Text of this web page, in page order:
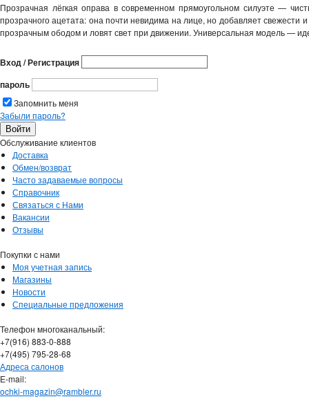
Прозрачная лёгкая оправа в современном прямоугольном силуэте —
прозрачного ацетата: она почти невидима на лице, но добавляет свежести
прозрачным ободом и ловят свет при движении. Универсальная модель —
Вход / Регистрация
пароль
Запомнить меня
Забыли пароль?
Обслуживание клиентов
Доставка
Обмен/возврат
Часто задаваемые вопросы
Справочник
Связаться с Нами
Вакансии
Отзывы
Покупки с нами
Моя учетная запись
Магазины
Новости
Специальные предложения
Телефон многоканальный:
+7(916) 883-0-888
+7(495) 795-28-68
Адреса салонов
Е-mail:
ochki-magazin@rambler.ru